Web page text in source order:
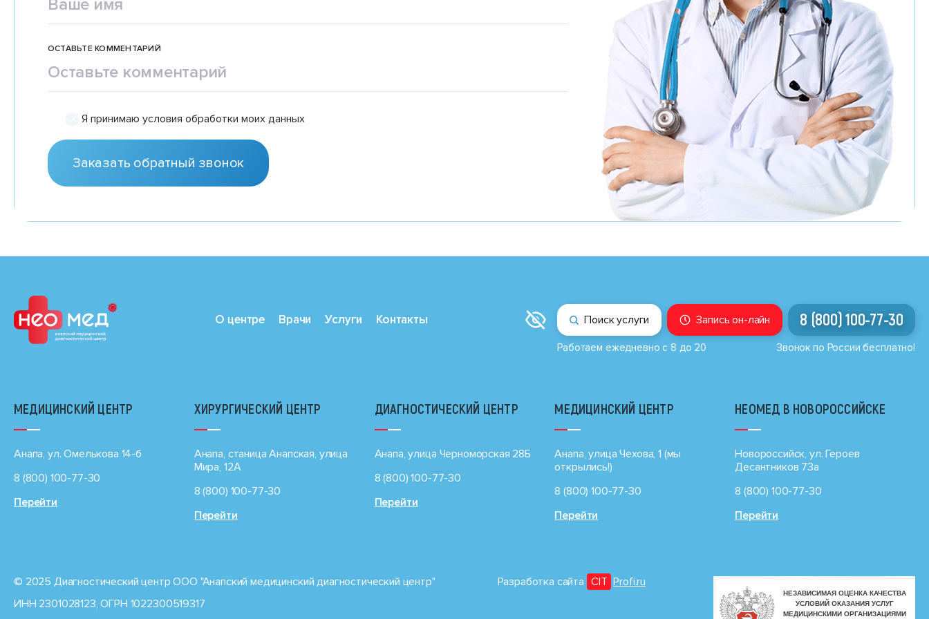
ОСТАВЬТЕ КОММЕНТАРИЙ
Я принимаю условия обработки моих данных
О центре Врачи Услуги Контакты Поиск услуги Запись он-лайн
Работаем ежедневно с 8 до 20
8 (800) 100-77-30
Звонок по России бесплатно!
МЕДИЦИНСКИЙ ЦЕНТР
Анапа, ул. Омелькова 14-б
8 (800) 100-77-30
Перейти
ХИРУРГИЧЕСКИЙ ЦЕНТР
Анапа, станица Анапская, улица
Мира, 12А
8 (800) 100-77-30
Перейти
ДИАГНОСТИЧЕСКИЙ ЦЕНТР
Анапа, улица Черноморская 28Б
8 (800) 100-77-30
Перейти
МЕДИЦИНСКИЙ ЦЕНТР
Анапа, улица Чехова, 1 (мы
открылись!)
8 (800) 100-77-30
Перейти
НЕОМЕД В НОВОРОССИЙСКЕ
Новороссийск, ул. Героев
Десантников 73а
8 (800) 100-77-30
Перейти
© 2025 Диагностический центр ООО "Анапский медицинский диагностический центр"
ИНН 2301028123, ОГРН 1022300519317
Разработка сайта CIT Profi.ru